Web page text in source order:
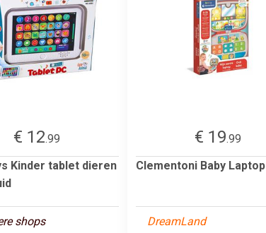
€ 12.99
Kinder tablet dieren
shops
€ 19.99
Clementoni Baby Laptop
DreamLand